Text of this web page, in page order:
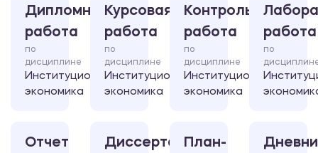
Дипломная
работа
по
дисциплине
Институциональная
экономика
Курсовая
работа
по
дисциплине
Институциональная
экономика
Контрольная
работа
по
дисциплине
Институциональная
экономика
работа
по
Отчет
ДиссертацияПлан-